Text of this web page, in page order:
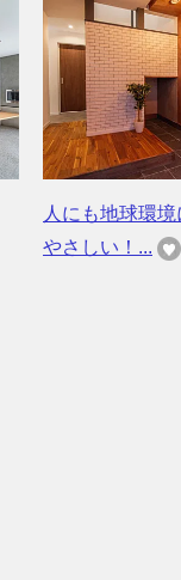
人にも地球環
やさしい！...